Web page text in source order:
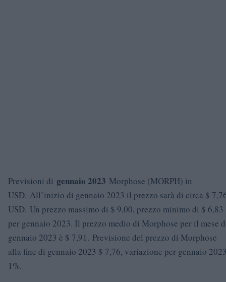
Previsioni di gennaio 2023 Morphose (MORPH) in
USD. All’inizio di gennaio 2023 il prezzo sarà di circa $
USD. Un prezzo massimo di $ 9,00, prezzo minimo di $ 6,83
per gennaio 2023. Il prezzo medio di Morphose per il mese
gennaio 2023 è $ 7,91. Previsione del prezzo di Morphose
alla fine di gennaio 2023 $ 7,76, variazione per gennaio
1%.